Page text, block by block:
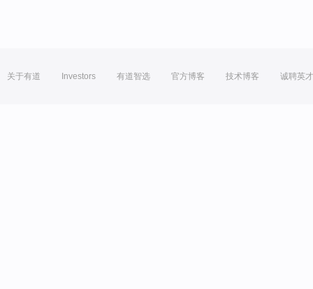
关于有道 Investors 有道智选 官方博客 技术博客 诚聘英才